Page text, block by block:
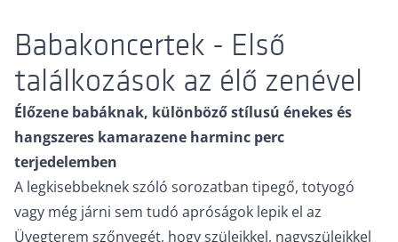
Babakoncertek - Első
találkozások az élő zenével
Élőzene babáknak, különböző stílusú énekes és
hangszeres kamarazene harminc perc
terjedelemben
A legkisebbeknek szóló sorozatban tipegő, totyogó
vagy még járni sem tudó apróságok lepik el az
Üvegterem szőnyegét, hogy szüleikkel, nagyszüleikkel